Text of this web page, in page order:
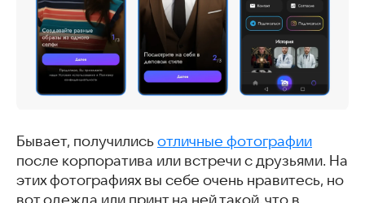
Бывает, получились отличные фотографии
после корпоратива или встречи с друзьями. На
этих фотографиях вы себе очень нравитесь, но
вот одежда или принт на ней такой, что в